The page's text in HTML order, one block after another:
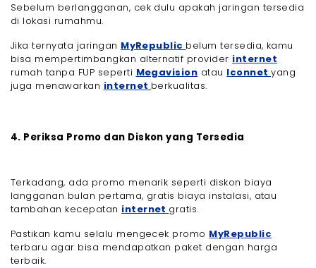
Sebelum berlangganan, cek dulu apakah jaringan tersedia
di lokasi rumahmu.
Jika ternyata jaringan MyRepublic belum tersedia, kamu
bisa mempertimbangkan alternatif provider internet
rumah tanpa FUP seperti Megavision atau Iconnetyang
juga menawarkan internet berkualitas.
4. Periksa Promo dan Diskon yang Tersedia
Terkadang, ada promo menarik seperti diskon biaya
langganan bulan pertama, gratis biaya instalasi, atau
tambahan kecepatan internet gratis.
Pastikan kamu selalu mengecek promo MyRepublic
terbaru agar bisa mendapatkan paket dengan harga
terbaik.